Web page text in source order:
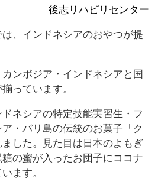
後志リハビリセンター
、インドネシアのおやつが提
ンボジア・インドネシアと国
っています。
ネシアの特定技能実習生・フ
・バリ島の伝統のお菓子「ク
した。見た目は日本のよもぎ
の蜜が入ったお団子にココナ
ます。